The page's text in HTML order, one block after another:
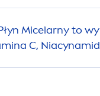
Micelarny to
C,